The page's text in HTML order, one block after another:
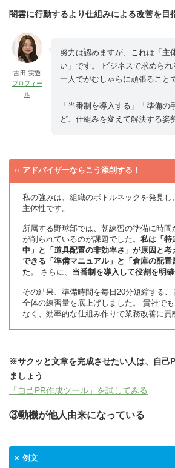
闇雲に行動するより仕組みによる改善を目
吉田 実遊
プロフィー
ル
努力は認めますが、これは「主
い」です。 ビジネスで求めら
一人でがむしゃらに頑張ること
「当番制を導入する」「準備の
ど、仕組みを変えて解決する姿
アドバイザーならこう添削する！
私の強みは、組織のボトルネックを発見し
主体性です。
所属する野球部では、朝練習の準備に時間
が削られているのが課題でした。 私は「特
中」と「道具配置の非効率さ」が原因と考
できる「準備マニュアル」と「倉庫の配置
た。 さらに、 当番制を導入して役割を明
その結果、準備時間を毎日20分短縮する
全体の練習量を底上げしました。 貴社で
なく、効率的な仕組み作りで業務改善に貢
※サクッと文章を完成させたい人は、自己
ましょう
「自己PR作成ツール」を試してみる
③動機が他人由来になっている
例文